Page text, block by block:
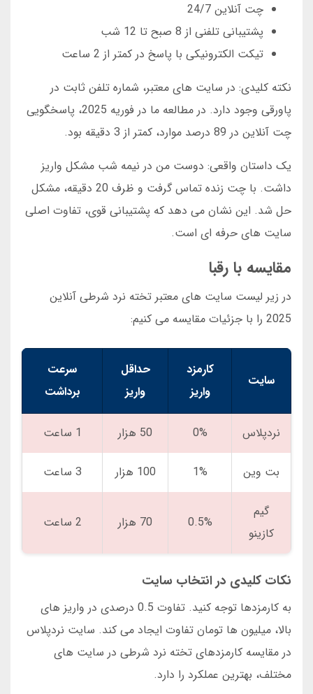
چت آنلاین 24/7
پشتیبانی تلفنی از 8 صبح تا 12 شب
تیکت الکترونیکی با پاسخ در کمتر از 2 ساعت
نکته کلیدی: در سایت های معتبر، شماره تلفن ثابت در
پاورقی وجود دارد. در مطالعه ما در فوریه 2025، پاسخگویی
چت آنلاین در 89 درصد موارد، کمتر از 3 دقیقه بود.
یک داستان واقعی: دوست من در نیمه شب مشکل واریز
داشت. با چت زنده تماس گرفت و ظرف 20 دقیقه، مشکل
حل شد. این نشان می دهد که پشتیبانی قوی، تفاوت اصلی
سایت های حرفه ای است.
مقایسه با رقبا
در زیر لیست سایت های معتبر تخته نرد شرطی آنلاین
2025 را با جزئیات مقایسه می کنیم:
سایت
کارمزد
واریز
حداقل
واریز
سرعت
برداشت
نردپلاس 0% 50 هزار 1 ساعت
بت وین 1% 100 هزار 3 ساعت
گیم
کازینو
0.5% 70 هزار 2 ساعت
نکات کلیدی در انتخاب سایت
به کارمزدها توجه کنید. تفاوت 0.5 درصدی در واریز های
بالا، میلیون ها تومان تفاوت ایجاد می کند. سایت نردپلاس
در مقایسه کارمزدهای تخته نرد شرطی در سایت های
مختلف، بهترین عملکرد را دارد.